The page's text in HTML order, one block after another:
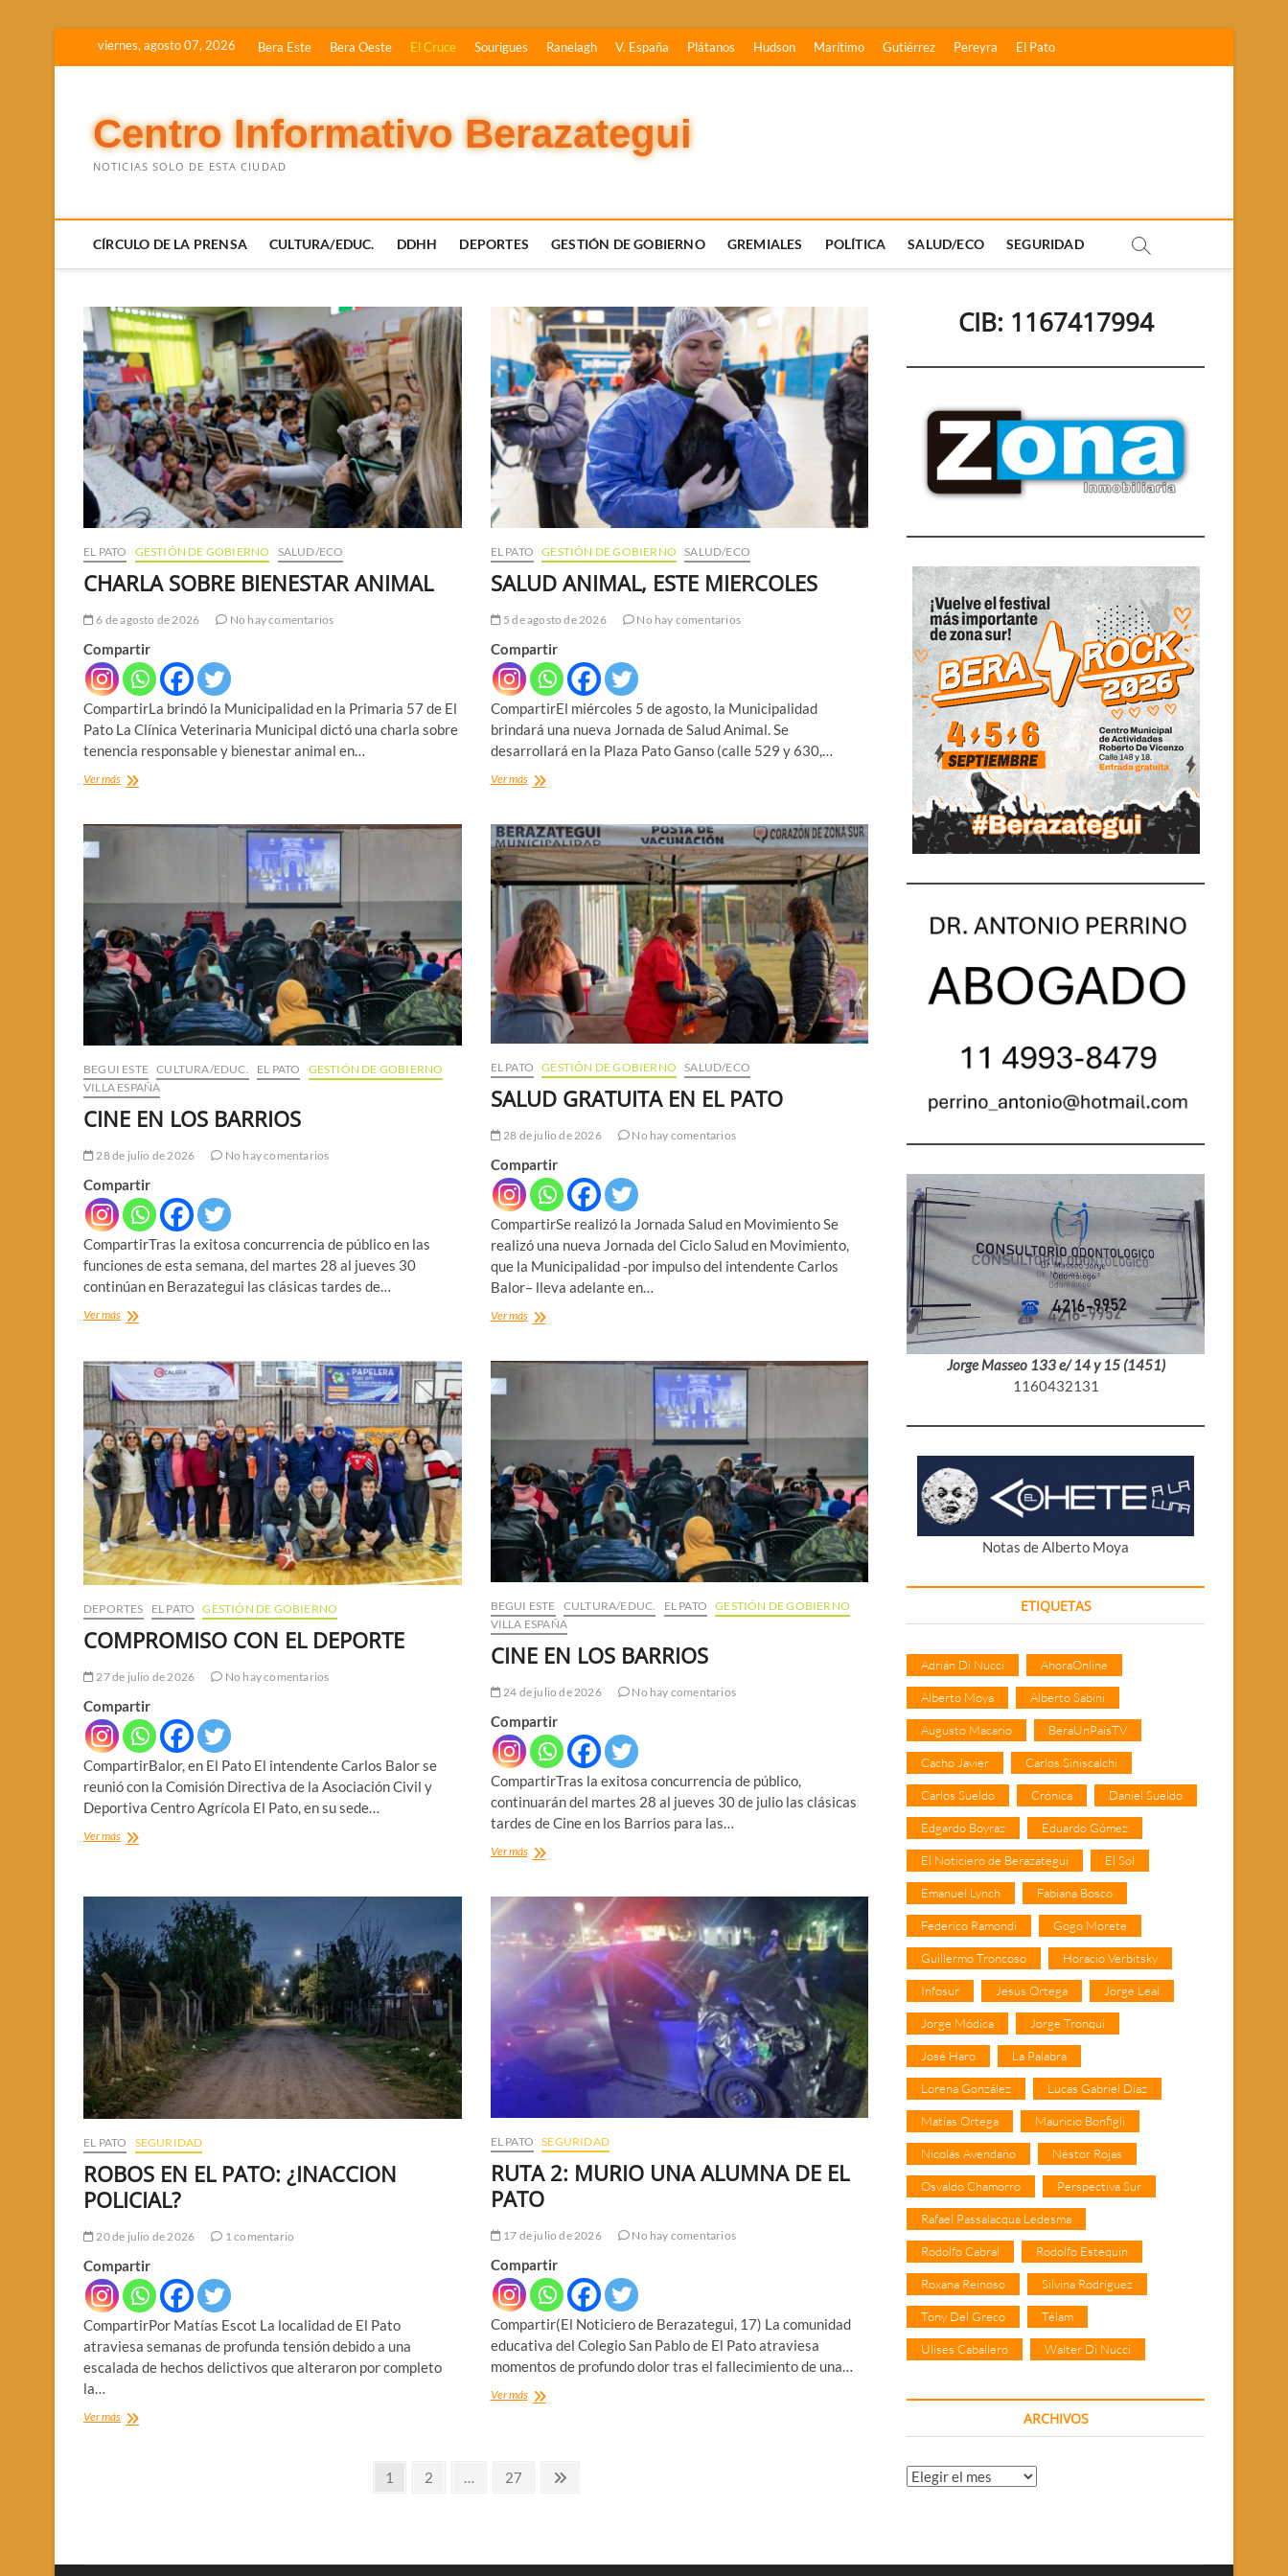
viernes, agosto 07, 2026 Bera Este Bera Oeste El Cruce Sourigues Ranelagh V. España Plátanos Hudson Marítimo Gutiérrez Pereyra El Pato
Centro Informativo Berazategui
NOTICIAS SOLO DE ESTA CIUDAD
CÍRCULO DE LA PRENSA CULTURA/EDUC. DDHH DEPORTES GESTIÓN DE GOBIERNO GREMIALES POLÍTICA SALUD/ECO SEGURIDAD
EL PATO GESTIÓN DE GOBIERNO SALUD/ECO
CHARLA SOBRE BIENESTAR ANIMAL
6 de agosto de 2026 No hay comentarios
Compartir
CompartirLa brindó la Municipalidad en la Primaria 57 de El
Pato La Clínica Veterinaria Municipal dictó una charla sobre
tenencia responsable y bienestar animal en…
Ver másCHARLA
ANIMAL
EL PATO GESTIÓN DE GOBIERNO SALUD/ECO
SALUD ANIMAL, ESTE MIERCOLES
5 de agosto de 2026 No hay comentarios
Compartir
CompartirEl miércoles 5 de agosto, la Municipalidad
brindará una nueva Jornada de Salud Animal. Se
desarrollará en la Plaza Pato Ganso (calle 529 y 630,…
Ver másSALUD
MIERCOLES
BEGUI ESTE CULTURA/EDUC. EL PATO
GESTIÓN DE GOBIERNO
VILLA ESPAÑA
CINE EN LOS BARRIOS
28 de julio de 2026 No hay comentarios
Compartir
CompartirTras la exitosa concurrencia de público en las
funciones de esta semana, del martes 28 al jueves 30
continúan en Berazategui las clásicas tardes de…
Ver másCINE
BARRIOS
EL PATO GESTIÓN DE GOBIERNO SALUD/ECO
SALUD GRATUITA EN EL PATO
28 de julio de 2026 No hay comentarios
Compartir
CompartirSe realizó la Jornada Salud en Movimiento Se
realizó una nueva Jornada del Ciclo Salud en Movimiento,
que la Municipalidad -por impulso del intendente Carlos
Balor– lleva adelante en…
Ver másSALUD
EL
DEPORTES EL PATO GESTIÓN DE GOBIERNO
COMPROMISO CON EL DEPORTE
27 de julio de 2026 No hay comentarios
Compartir
CompartirBalor, en El Pato El intendente Carlos Balor se
reunió con la Comisión Directiva de la Asociación Civil y
Deportiva Centro Agrícola El Pato, en su sede…
Ver másCOMPROMISO
BEGUI ESTE CULTURA/EDUC. EL PATO
GESTIÓN DE GOBIERNO
VILLA ESPAÑA
CINE EN LOS BARRIOS
24 de julio de 2026 No hay comentarios
Compartir
CompartirTras la exitosa concurrencia de público,
continuarán del martes 28 al jueves 30 de julio las clásicas
tardes de Cine en los Barrios para las…
Ver másCINE
BARRIOS
EL PATO SEGURIDAD
ROBOS EN EL PATO: ¿INACCION
POLICIAL?
20 de julio de 2026 1 comentario
Compartir
CompartirPor Matías Escot La localidad de El Pato
atraviesa semanas de profunda tensión debido a una
escalada de hechos delictivos que alteraron por completo
la…
Ver másROBOS
EL PATO SEGURIDAD
RUTA 2: MURIO UNA ALUMNA DE EL
PATO
17 de julio de 2026 No hay comentarios
Compartir
Compartir(El Noticiero de Berazategui, 17) La comunidad
educativa del Colegio San Pablo de El Pato atraviesa
momentos de profundo dolor tras el fallecimiento de una…
Ver másRUTA
Página
1 Página
2 … Página
27
Página
CIB: 1167417994
Jorge Masseo 133 e/ 14 y 15 (1451)
1160432131
Notas de Alberto Moya
ETIQUETAS
Adrián Di Nucci AhoraOnline
Alberto Moya Alberto Sabini
Augusto Macario BeraUnPaisTV
Cacho Javier Carlos Siniscalchi
Carlos Sueldo Crónica Daniel Sueldo
Edgardo Boyraz Eduardo Gómez
El Noticiero de Berazategui El Sol
Emanuel Lynch Fabiana Bosco
Federico Ramondi Gogo Morete
Guillermo Troncoso Horacio Verbitsky
Infosur Jesús Ortega Jorge Leal
Jorge Módica Jorge Tronqui
José Haro La Palabra
Lorena González Lucas Gabriel Díaz
Matías Ortega Mauricio Bonfigli
Nicolás Avendaño Néstor Rojas
Osvaldo Chamorro Perspectiva Sur
Rafael Passalacqua Ledesma
Rodolfo Cabral Rodolfo Estequin
Roxana Reinoso Silvina Rodríguez
Tony Del Greco Télam
Ulises Caballero Walter Di Nucci
ARCHIVOS
Archivos